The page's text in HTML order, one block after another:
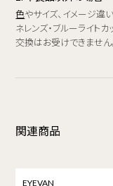
色やサイズ、イメージ
ネレンズ・ブルーライト
交換はお受けできません
関連商品
EYEVAN